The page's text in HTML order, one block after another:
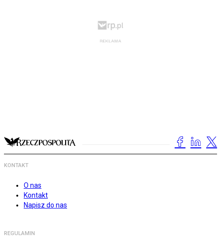
KONTAKT
O nas
Kontakt
Napisz do nas
REGULAMIN